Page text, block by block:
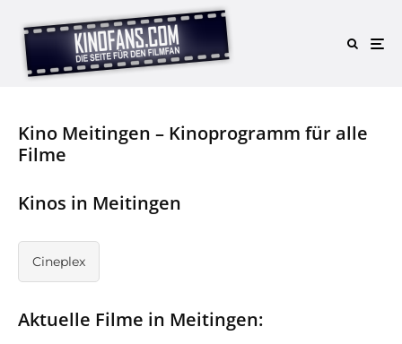
Kino Meitingen – Kinoprogramm für alle
Filme
Kinos in Meitingen
Cineplex
Aktuelle Filme in Meitingen: